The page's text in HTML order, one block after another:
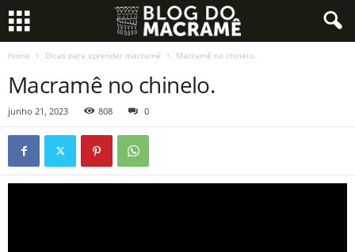
Home Dicas para aprender macramê Macramê no chinelo.
Macramê no chinelo.
junho 21, 2023 808 0